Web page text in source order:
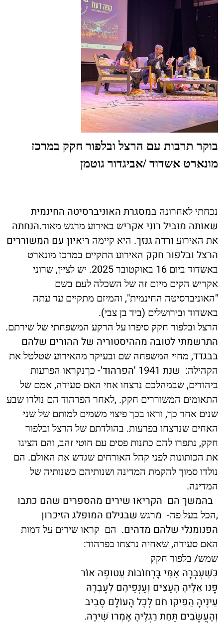
בוקר תרבות עם הרצל ובלפור חקק במרכז
מונארט אשדוד /אביגדור גוטמן
נכחתי לאחרונה במסגרת האוניברסיטה החינמית
שאותה מוביל רוני אקריש באירוע מרגש מאוד.הנחתה
את האירוע ורדה גנזך. היא קיימה ריאיון עם המשוררים
הרצל ובלפור חקק האירוע התקיים במרכז מונארט
באשדוד ביום 16 באוקטובר 2025. יש לציין, שרוני
אקריש הקים מיזם זה של השכלה לעם בשם
"האוניברסיטה החינמית", והמיזם מתקיים עד עתה
באשדוד ובירושלים (ביד בן צבי).
הרצל ובלפור חקק סיפרו על הרקע המשפחתי של שירתם.
התרשמתי לטובה מההיסטוריה של ההורים שלהם
בבגדד, מחיי המשפחה שם ובעיקר מהאירוע שטלטל את
הקהילה: שנת 1941 'הפרהוד'-
כךנקראו הפרעות
ביהודים, שבמהלכם נרצחו אחי האם סעידה, אמם של
התאומים המשוררים חקק. ,לאחר הפרהוד הם נולדו שבע
שנים אחר כך, וראו בכך פיצוי משמים למותם של שני
האחים שנרצחו בפרעות. בהולדתם של הרצל ובלפור
חקק, נתפרו להם כתנות פסים עם חוטי זהב, והם הציגו
את הכותונות לפני קהל האורחים שגדש את האולם. הם
נולדו סמוך להקמת המדינה ושנותיהם כשנותיה של
המדינה.
בהמשך הם הקריאו שירים מהספרים שהם כתבו
,הכל בעל פה- מרגש שבגילם המופלג הזיכרון
הפנומנלי שלהם מדהים. הם קראו שירים על דמות
האם סעידה, שאחיה נרצחו בפרהוד:
שמש/ בלפור חקק
כְּשֶׁעָבְרָה אִמִּי בָּרְחוֹבוֹת עֲטוּפָה אוֹר
פָּנוּ אֵלֶיהָ הָעֵצִים וְעַנְפֵיהֶם לְעֶבְרָהּ
עֵינֶיהָ הֵפִיקוּ חֹם לְכָל הָעוֹלָם סָבִיב
וְהָעֲשָׂבִים תַּחַת רַגְלֶיהָ אָמְרוּ שִׁירָה.